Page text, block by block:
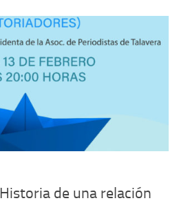
de una relación